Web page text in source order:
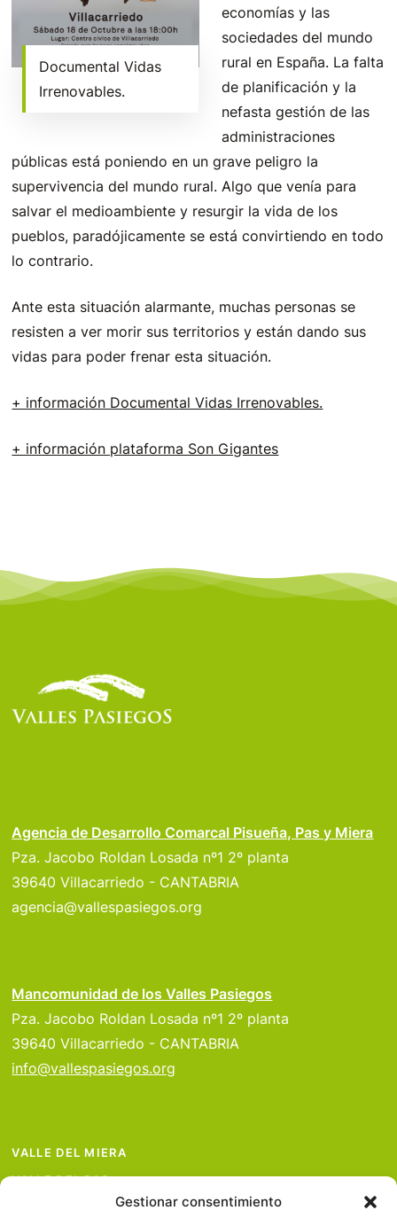
Gestionar consentimiento
Documental Vidas
Irrenovables.
economías y las
sociedades del mundo
rural en España. La falta
de planificación y la
nefasta gestión de las
administraciones
públicas está poniendo en un grave peligro la
supervivencia del mundo rural. Algo que venía para
salvar el medioambiente y resurgir la vida de los
pueblos, paradójicamente se está convirtiendo en todo
lo contrario.
Ante esta situación alarmante, muchas personas se
resisten a ver morir sus territorios y están dando sus
vidas para poder frenar esta situación.
+ información Documental Vidas Irrenovables.
+ información plataforma Son Gigantes
Agencia de Desarrollo Comarcal Pisueña, Pas y Miera
Pza. Jacobo Roldan Losada nº1 2º planta
39640 Villacarriedo - CANTABRIA
agencia@vallespasiegos.org
Mancomunidad de los Valles Pasiegos
Pza. Jacobo Roldan Losada nº1 2º planta
39640 Villacarriedo - CANTABRIA
info@vallespasiegos.org
VALLE DEL MIERA
VALLE DEL PAS
VALLE DEL PISUEÑA